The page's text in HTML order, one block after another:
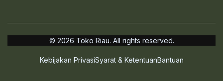
© 2026 Toko Riau. All rights reserved.
Kebijakan PrivasiSyarat & KetentuanBantuan